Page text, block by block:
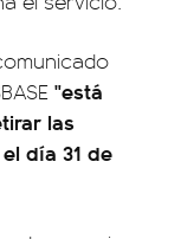
"está
las
día 31 de